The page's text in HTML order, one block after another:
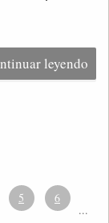
leyendo
5 6
...